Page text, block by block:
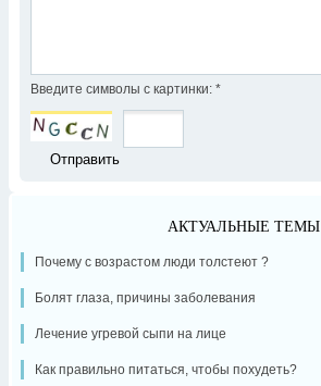
Введите символы с картинки: *
АКТУАЛЬНЫЕ ТЕМЫ
Почему с возрастом люди толстеют ?
Болят глаза, причины заболевания
Лечение угревой сыпи на лице
Как правильно питаться, чтобы похудеть?